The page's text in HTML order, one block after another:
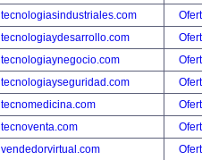
tecnologiasindustriales.com
tecnologiaydesarrollo.com
tecnologiaynegocio.com
tecnologiayseguridad.com
tecnomedicina.com
tecnoventa.com
vendedorvirtual.com